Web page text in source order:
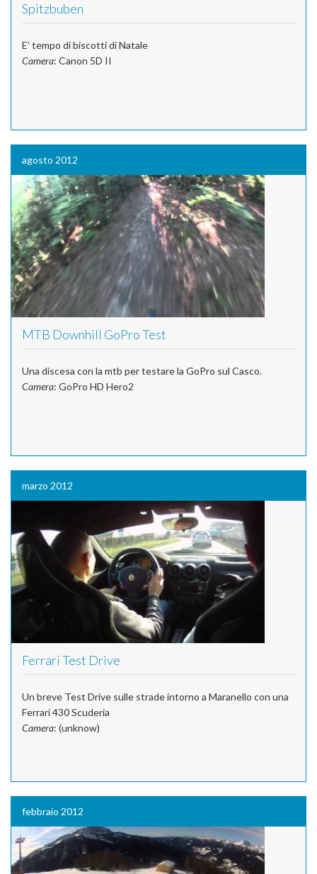
Spitzbuben
E' tempo di biscotti di Natale
Camera: Canon 5D II
agosto 2012
MTB Downhill GoPro Test
Una discesa con la mtb per testare la GoPro sul Casco.
Camera: GoPro HD Hero2
marzo 2012
Ferrari Test Drive
Un breve Test Drive sulle strade intorno a Maranello con una
Ferrari 430 Scuderia
Camera: (unknow)
febbraio 2012